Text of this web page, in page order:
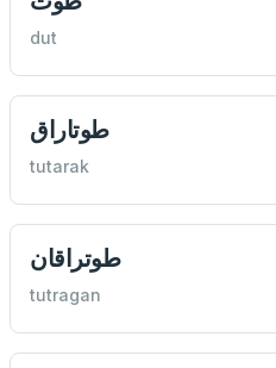
dut
طوتاراق
tutarak
طوتراقان
tutragan